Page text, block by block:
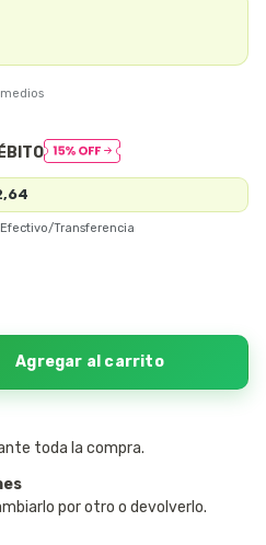
Transferencia
toda la compra.
por otro o devolverlo.